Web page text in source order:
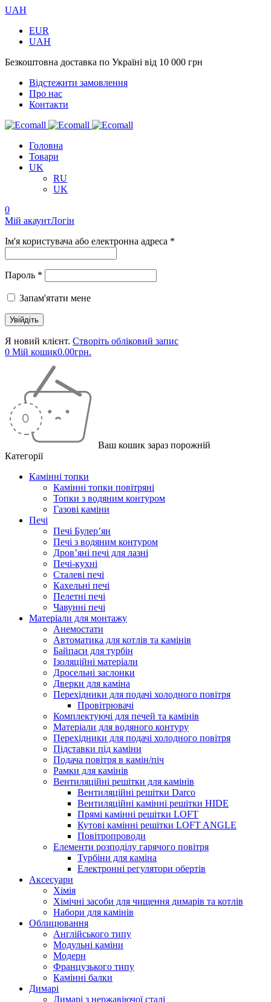
UAH
EUR
UAH
Безкоштовна доставка по Україні від 10 000 грн
Відстежити замовлення
Про нас
Контакти
Головна
Товари
UK
RU
UK
0
Мій акаунтЛогін
Ім'я користувача або електронна адреса *
Пароль *
Запам'ятати мене
Я новий клієнт. Створіть обліковий запис
0 Мій кошик0.00грн.
Ваш кошик зараз порожній
Категорії
Камінні топки
Камінні топки повітряні
Топки з водяним контуром
Газові каміни
Печі
Печі Булер’ян
Печі з водяним контуром
Дров’яні печі для лазні
Печі-кухні
Сталеві печі
Кахельні печі
Пелетні печі
Чавунні печі
Матеріали для монтажу
Анемостати
Автоматика для котлів та камінів
Байпаси для турбін
Ізоляційні матеріали
Дросельні заслонки
Дверки для каміна
Перехідники для подачі холодного повітря
Провітрювачі
Комплектуючі для печей та камінів
Матеріали для водяного контуру
Перехідники для подачі холодного повітря
Підставки під каміни
Подача повітря в камін/піч
Рамки для камінів
Вентиляційні решітки для камінів
Вентиляційні решітки Darco
Вентиляційні камінні решітки HIDE
Прямі камінні решітки LOFT
Кутові камінні решітки LOFT ANGLE
Повітропроводи
Елементи розподілу гарячого повітря
Турбіни для каміна
Електронні регулятори обертів
Аксесуари
Хімія
Хімічні засоби для чищення димарів та котлів
Набори для камінів
Облицювання
Англійського типу
Модульні каміни
Модерн
Французького типу
Камінні балки
Димарі
Димарі з нержавіючої сталі